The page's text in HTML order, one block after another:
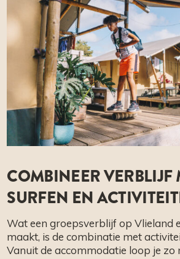
COMBINEER VERBLIJF
SURFEN EN
Wat een groepsverblijf op Vlieland
maakt, is de combinatie met
Vanuit de accommodatie loop je zo